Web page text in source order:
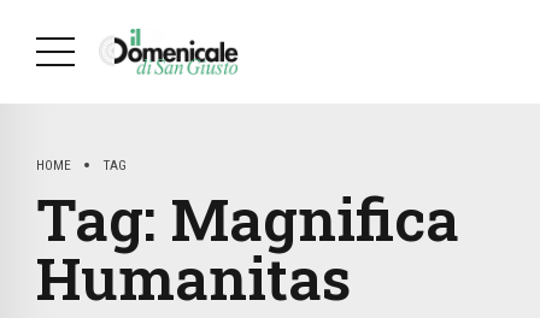
HOME TAG
Tag: Magnifica
Humanitas